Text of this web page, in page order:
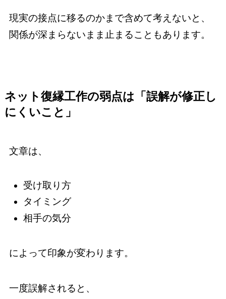
現実の接点に移るのかまで含めて考えないと、
関係が深まらないまま止まることもあります。
ネット復縁工作の弱点は「誤解が修正し
にくいこと」
文章は、
受け取り方
タイミング
相手の気分
によって印象が変わります。
一度誤解されると、